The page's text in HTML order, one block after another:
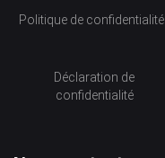
Politique de confidentialité
Déclaration de
confidentialité